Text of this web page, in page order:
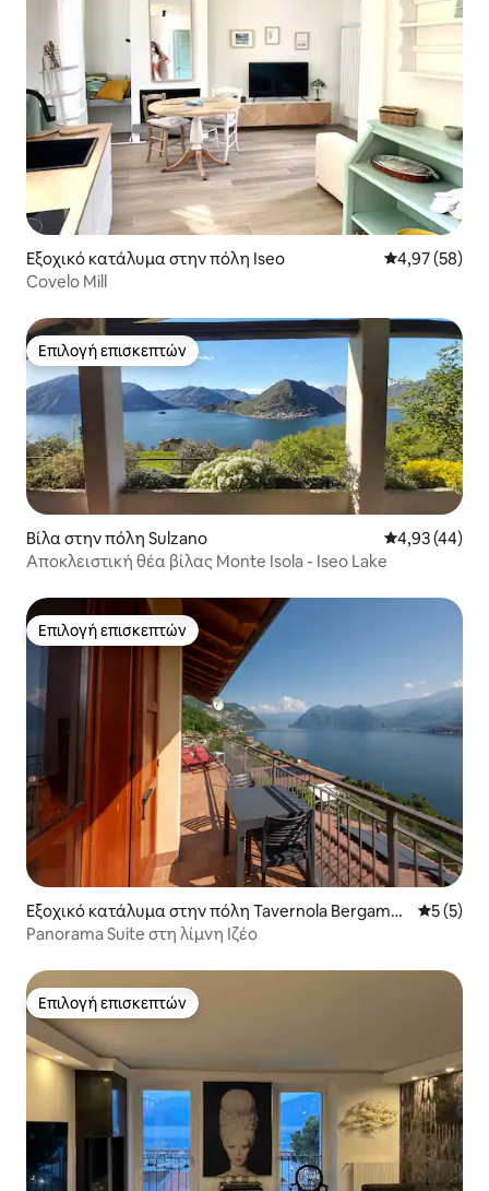
Εξοχικό κατάλυμα στην πόλη Iseo Μέση
4,97 (58)
Covelo Mill
Επιλογή επισκεπτών
Επιλογή επισκεπτών
Βίλα στην πόλη Sulzano Μέση
4,93 (44)
Αποκλειστική θέα βίλας Monte Isola - Iseo Lake
Επιλογή επισκεπτών
Επιλογή επισκεπτών
Εξοχικό κατάλυμα στην πόλη Tavernola Bergamas
ca
Μέση
5 (5)
Panorama Suite στη λίμνη Ιζέο
Επιλογή επισκεπτών
Επιλογή επισκεπτών